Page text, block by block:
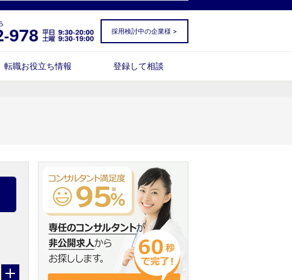
採用検討中の企業様 >
転職お役立ち情報 登録して相談